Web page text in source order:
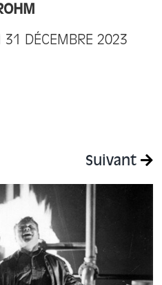
31 DÉCEMBRE 2023
Suivant